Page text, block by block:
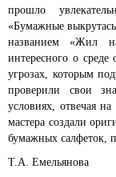
прошло
«Бумажные
названием «Жил
интересного о
угрозах, которым
проверили свои
условиях, отвечая
мастера создали
бумажных салфеток,
Т.А. Емельянова